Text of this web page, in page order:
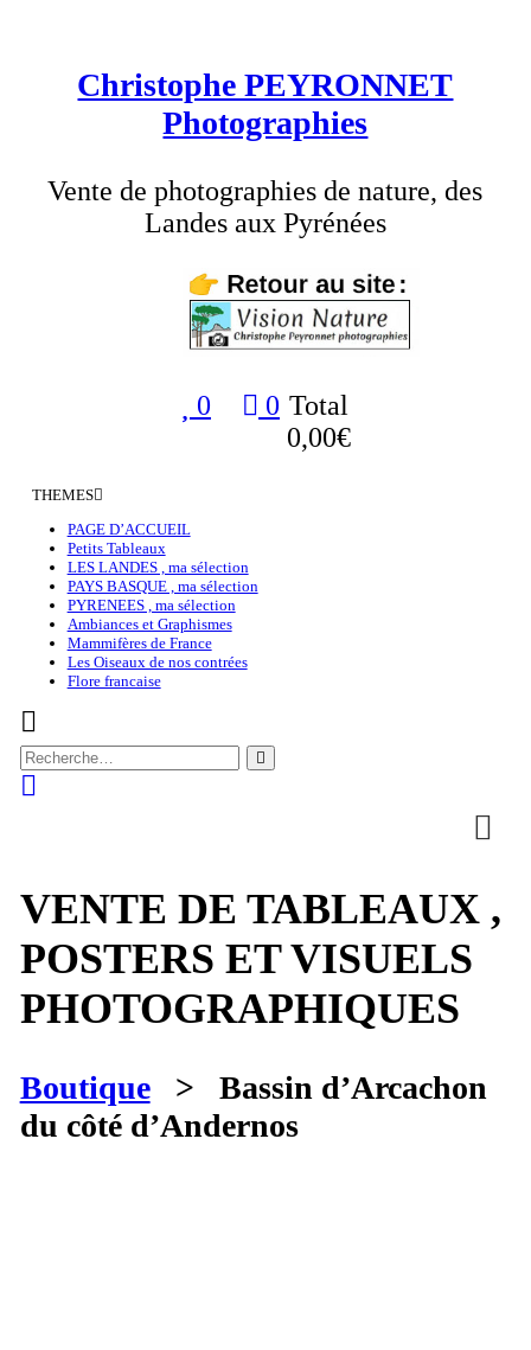
contenuChristophe PEYRONNET
Photographies
Vente de photographies de nature, des
Landes aux Pyrénées
0 0 Total
0,00€
THEMES
PAGE D’ACCUEIL
Petits Tableaux
LES LANDES , ma sélection
PAYS BASQUE , ma sélection
PYRENEES , ma sélection
Ambiances et Graphismes
Mammifères de France
Les Oiseaux de nos contrées
Flore francaise
VENTE DE TABLEAUX ,
POSTERS ET VISUELS
PHOTOGRAPHIQUES
Boutique> Bassin d’Arcachon
du côté d’Andernos